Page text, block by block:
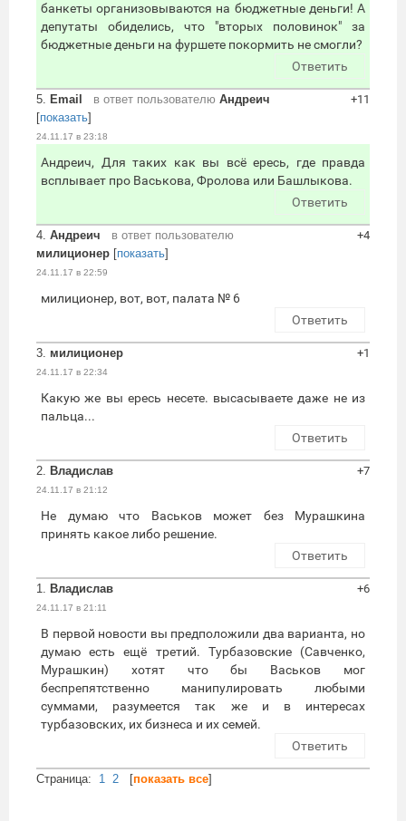
банкеты организовываются на бюджетные деньги! А
депутаты обиделись, что "вторых половинок" за
бюджетные деньги на фуршете покормить не смогли?
Ответить
5. Email в ответ пользователю Андреич
[показать]
24.11.17 в 23:18
+11
Андреич, Для таких как вы всё ересь, где правда
всплывает про Васькова, Фролова или Башлыкова.
Ответить
4. Андреич
в ответ пользователю
милиционер [показать]
24.11.17 в 22:59
+4
милиционер, вот, вот, палата № 6
Ответить
3. милиционер
24.11.17 в 22:34
+1
Какую же вы ересь несете. высасываете даже не из
пальца...
Ответить
2. Владислав
24.11.17 в 21:12
+7
Не думаю что Васьков может без Мурашкина
принять какое либо решение.
Ответить
1. Владислав
24.11.17 в 21:11
+6
В первой новости вы предположили два варианта, но
думаю есть ещё третий. Турбазовские (Савченко,
Мурашкин) хотят что бы Васьков мог
беспрепятственно манипулировать любыми
суммами, разумеется так же и в интересах
турбазовских, их бизнеса и их семей.
Ответить
Cтраница: 1 2 [показать все]